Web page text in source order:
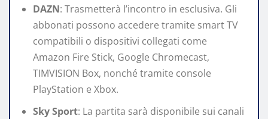
DAZN: Trasmetterà l’incontro in esclusiva. Gli
abbonati possono accedere tramite smart TV
compatibili o dispositivi collegati come
Amazon Fire Stick, Google Chromecast,
TIMVISION Box, nonché tramite console
PlayStation e Xbox.​
Sky Sport: La partita sarà disponibile sui canali